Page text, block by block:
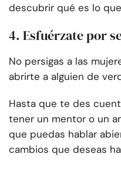
descubrir qué es lo
4. Esfuérzate por
No persigas a las
abrirte a alguien de
Hasta que te des
tener un mentor o un
que puedas hablar
cambios que deseas